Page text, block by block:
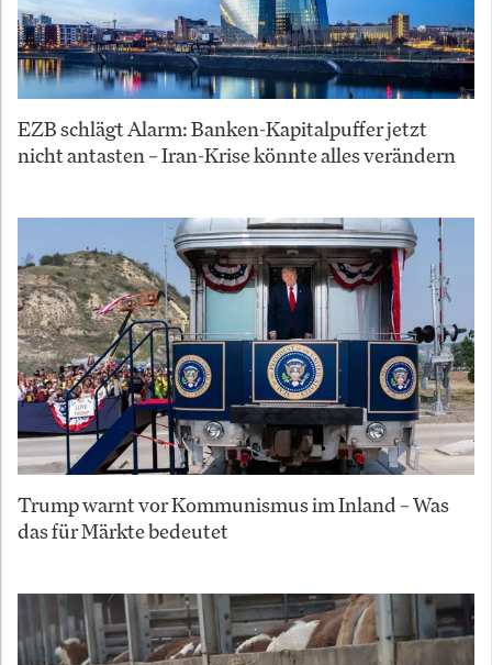
EZB schlägt Alarm: Banken-Kapitalpuffer jetzt
nicht antasten – Iran-Krise könnte alles verändern
Trump warnt vor Kommunismus im Inland – Was
das für Märkte bedeutet